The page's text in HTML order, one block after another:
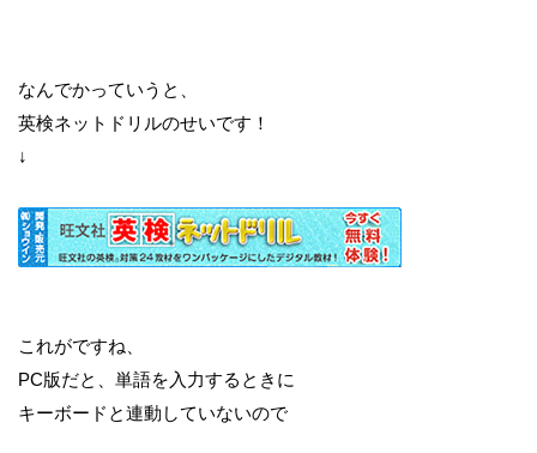
なんでかっていうと、
英検ネットドリルのせいです！
↓
これがですね、
PC版だと、単語を入力するときに
キーボードと連動していないので